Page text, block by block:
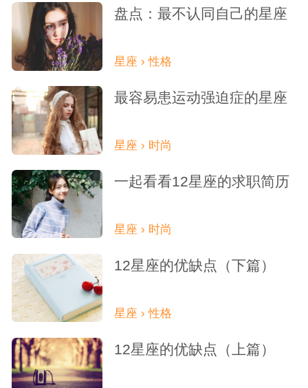
盘点：最不认同自己的星座
星座 › 性格
最容易患运动强迫症的星座
星座 › 时尚
一起看看12星座的求职简历
星座 › 时尚
12星座的优缺点（下篇）
星座 › 性格
12星座的优缺点（上篇）